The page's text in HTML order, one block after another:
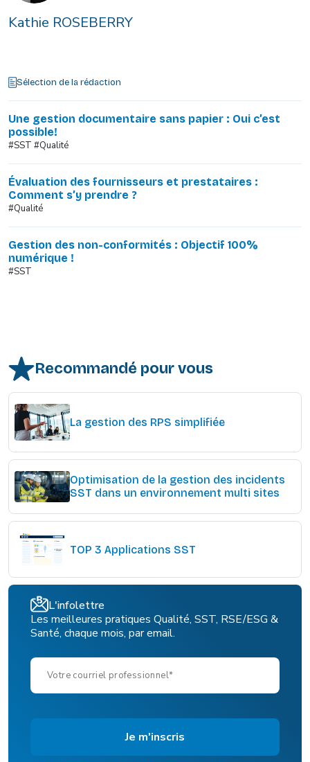
Kathie ROSEBERRY
Sélection de la rédaction
Une gestion documentaire sans papier : Oui c’est
possible!
#SST #Qualité
Évaluation des fournisseurs et prestataires :
Comment s’y prendre ?
#Qualité
Gestion des non-conformités : Objectif 100%
numérique !
#SST
Recommandé pour vous
La gestion des RPS simplifiée
Optimisation de la gestion des incidents
SST dans un environnement multi sites
TOP 3 Applications SST
L'infolettre
Les meilleures pratiques Qualité, SST, RSE/ESG &
Santé, chaque mois, par email.